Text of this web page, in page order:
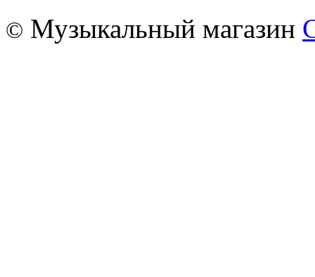
© Музыкальный магазин